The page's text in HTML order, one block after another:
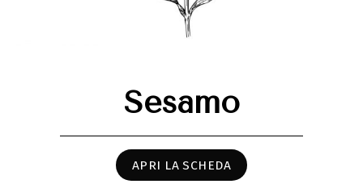
Sesamo
APRI LA SCHEDA